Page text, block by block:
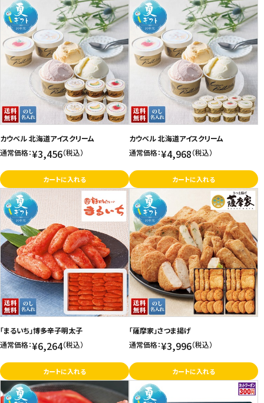
カウベル 北海道アイスクリーム
通常価格：¥3,456（税込）
カートに入れる
カウベル 北海道アイスクリーム
通常価格：¥4,968（税込）
カートに入れる
「まるいち」博多辛子明太子
通常価格：¥6,264（税込）
カートに入れる
「薩摩家」さつま揚げ
通常価格：¥3,996（税込）
カートに入れる